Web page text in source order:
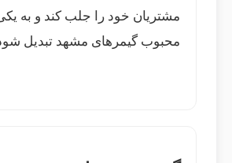
مشتریان خود را جلب کند و به
محبوب گیمرهای مشهد تبدیل